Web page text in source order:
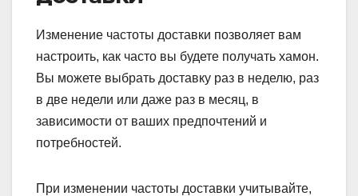
Изменение частоты доставки позволяет вам
настроить, как часто вы будете получать хамон.
Вы можете выбрать доставку раз в неделю, раз
в две недели или даже раз в месяц, в
зависимости от ваших предпочтений и
потребностей.
При изменении частоты доставки учитывайте,